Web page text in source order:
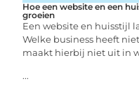
Hoe een website en een
groeien
Een website en huisstijl
Welke business heeft
maakt hierbij niet uit in
...